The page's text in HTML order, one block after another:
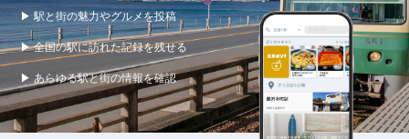
▶ 駅と街の魅力やグルメを投稿
▶ 全国の駅に訪れた記録を残せる
▶ あらゆる駅と街の情報を確認